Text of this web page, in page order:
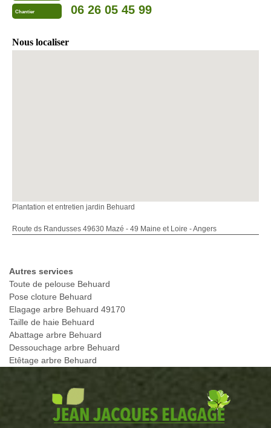
Chantier 06 26 05 45 99
Nous localiser
Plantation et entretien jardin Behuard
Route ds Randusses 49630 Mazé - 49 Maine et Loire - Angers
Autres services
Toute de pelouse Behuard
Pose cloture Behuard
Elagage arbre Behuard 49170
Taille de haie Behuard
Abattage arbre Behuard
Dessouchage arbre Behuard
Etêtage arbre Behuard